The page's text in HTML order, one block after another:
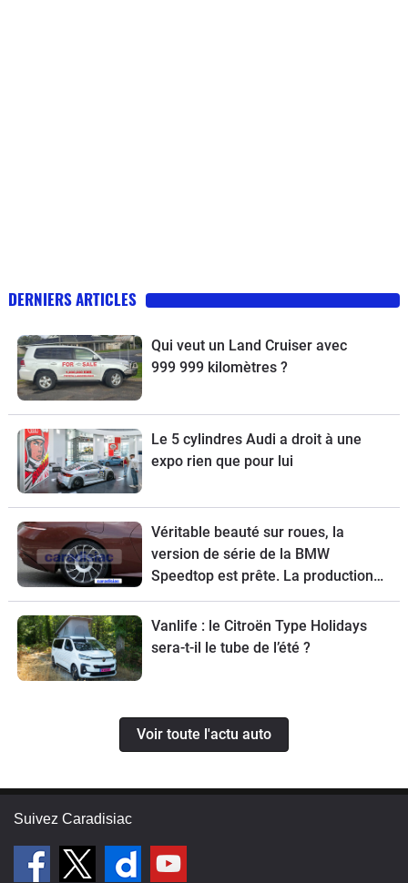
DERNIERS ARTICLES
Qui veut un Land Cruiser avec
999 999 kilomètres ?
Le 5 cylindres Audi a droit à une
expo rien que pour lui
Véritable beauté sur roues, la
version de série de la BMW
Speedtop est prête. La production
de ce break de chasse sera limitée à
70 exemplaires.
Vanlife : le Citroën Type Holidays
sera-t-il le tube de l’été ?
Voir toute l'actu auto
Suivez Caradisiac